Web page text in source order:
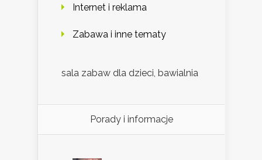
Internet i reklama
Zabawa i inne tematy
sala zabaw dla dzieci, bawialnia
Porady i informacje